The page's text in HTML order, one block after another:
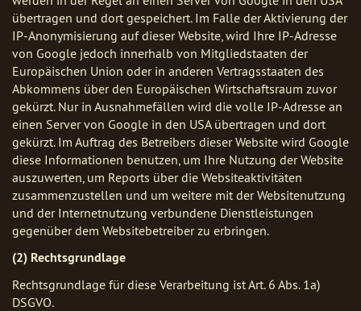
übertragen und dort gespeichert. Im Falle der Aktivierung der
IP-Anonymisierung auf dieser Website, wird Ihre IP-Adresse
von Google jedoch innerhalb von Mitgliedstaaten der
Europäischen Union oder in anderen Vertragsstaaten des
Abkommens über den Europäischen Wirtschaftsraum zuvor
gekürzt. Nur in Ausnahmefällen wird die volle IP-Adresse an
einen Server von Google in den USA übertragen und dort
gekürzt. Im Auftrag des Betreibers dieser Website wird Google
diese Informationen benutzen, um Ihre Nutzung der Website
auszuwerten, um Reports über die Websiteaktivitäten
zusammenzustellen und um weitere mit der Websitenutzung
und der Internetnutzung verbundene Dienstleistungen
gegenüber dem Websitebetreiber zu erbringen.
(2) Rechtsgrundlage
Rechtsgrundlage für diese Verarbeitung ist Art. 6 Abs. 1a)
DSGVO.